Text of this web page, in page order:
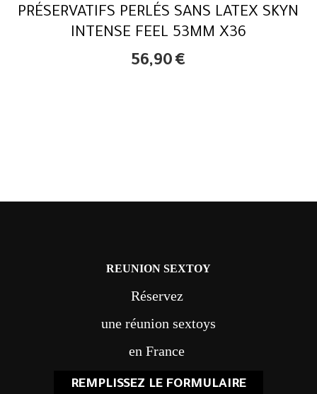
PRÉSERVATIFS PERLÉS SANS LATEX SKYN
INTENSE FEEL 53MM X36
56,90 €
REUNION SEXTOY
Réservez
une réunion sextoys
en France
REMPLISSEZ LE FORMULAIRE